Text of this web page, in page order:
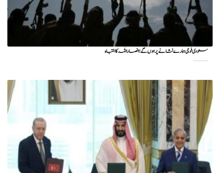
سعودی فوجی ہمارے نشانے پر ہوں گے؛ انصاراللہ کا انتباہ